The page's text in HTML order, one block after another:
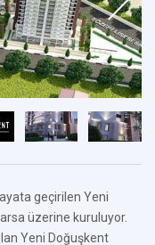
geçirilen Yeni
üzerine kuruluyor.
Yeni Doğuşkent